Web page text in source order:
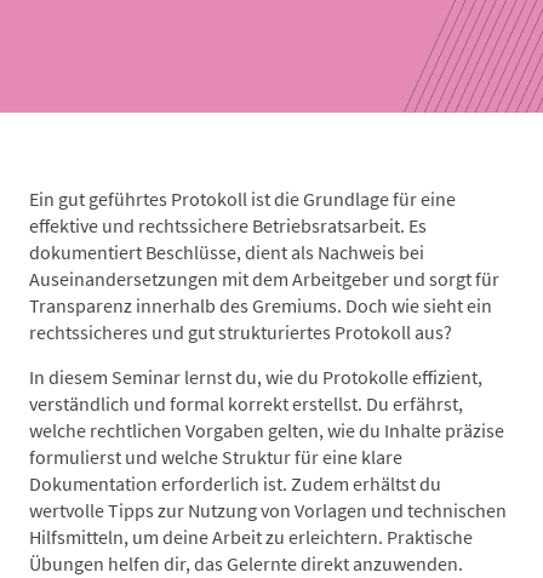
Ein gut geführtes Protokoll ist die Grundlage für eine
effektive und rechtssichere Betriebsratsarbeit. Es
dokumentiert Beschlüsse, dient als Nachweis bei
Auseinandersetzungen mit dem Arbeitgeber und sorgt für
Transparenz innerhalb des Gremiums. Doch wie sieht ein
rechtssicheres und gut strukturiertes Protokoll aus?
In diesem Seminar lernst du, wie du Protokolle effizient,
verständlich und formal korrekt erstellst. Du erfährst,
welche rechtlichen Vorgaben gelten, wie du Inhalte präzise
formulierst und welche Struktur für eine klare
Dokumentation erforderlich ist. Zudem erhältst du
wertvolle Tipps zur Nutzung von Vorlagen und technischen
Hilfsmitteln, um deine Arbeit zu erleichtern. Praktische
Übungen helfen dir, das Gelernte direkt anzuwenden.